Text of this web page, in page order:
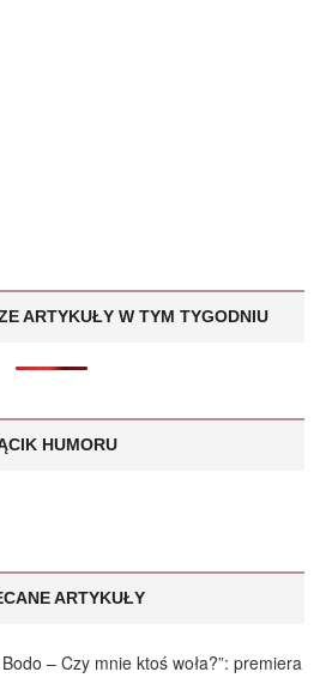
ARTYKUŁY W TYM TYGODNIU
HUMORU
ARTYKUŁY
– Czy mnie ktoś woła?”: premiera